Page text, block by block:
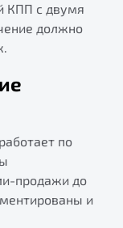
КПП с двумя
должно
по
продажи до
и